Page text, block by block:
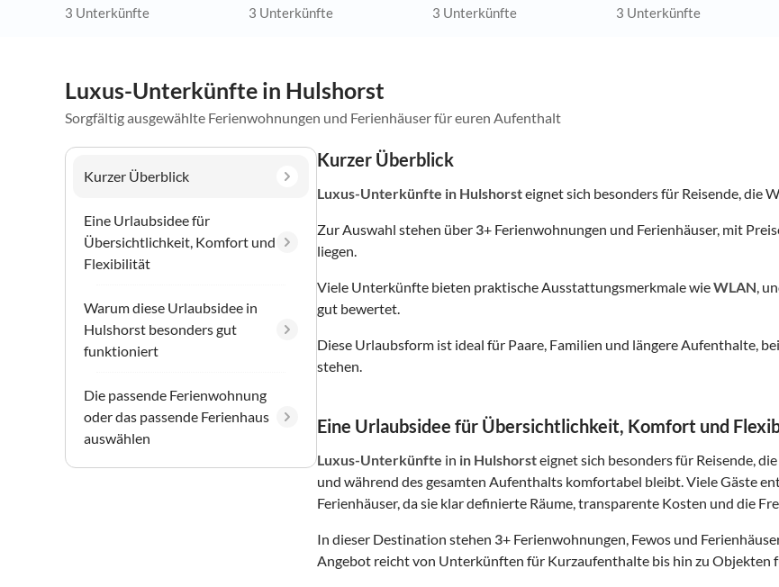
3 Unterkünfte 3 Unterkünfte 3 Unterkünfte 3 Unterkünfte
Luxus-Unterkünfte in Hulshorst
Sorgfältig ausgewählte Ferienwohnungen und Ferienhäuser für euren Aufenthalt
Kurzer Überblick
Eine Urlaubsidee für
Übersichtlichkeit, Komfort und
Flexibilität
Warum diese Urlaubsidee in
Hulshorst besonders gut
funktioniert
Die passende Ferienwohnung
oder das passende Ferienhaus
auswählen
Kurzer Überblick
Luxus-Unterkünfte in Hulshorsteignet sich besonders für Reisende, die
Zur Auswahl stehen über 3+ Ferienwohnungen und Ferienhäuser, mit
liegen.
Viele Unterkünfte bieten praktische Ausstattungsmerkmale wieWLAN,
gut bewertet.
Diese Urlaubsform ist ideal für Paare, Familien und längere Aufenthalte,
stehen.
Eine Urlaubsidee für Übersichtlichkeit, Komfort und
Luxus-Unterkünfte in in Hulshorsteignet sich besonders für Reisende,
und während des gesamten Aufenthalts komfortabel bleibt. Viele Gäste
Ferienhäuser, da sie klar definierte Räume, transparente Kosten und die
In dieser Destination stehen 3+ Ferienwohnungen, Fewos und
Angebot reicht von Unterkünften für Kurzaufenthalte bis hin zu Objekten